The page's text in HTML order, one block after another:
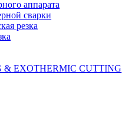
аппарата
сварки
резка
& EXOTHERMIC CUTTING